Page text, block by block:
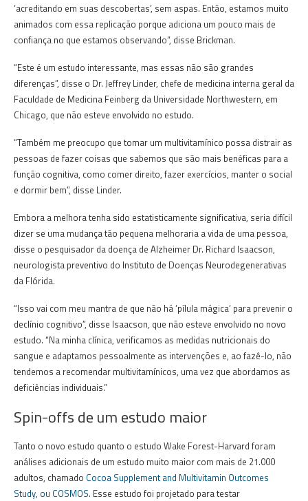
‘acreditando em suas descobertas’, sem aspas. Então, estamos muito
animados com essa replicação porque adiciona um pouco mais de
confiança no que estamos observando”, disse Brickman.
“Este é um estudo interessante, mas essas não são grandes
diferenças”, disse o Dr. Jeffrey Linder, chefe de medicina interna geral da
Faculdade de Medicina Feinberg da Universidade Northwestern, em
Chicago, que não esteve envolvido no estudo.
“Também me preocupo que tomar um multivitamínico possa distrair as
pessoas de fazer coisas que sabemos que são mais benéficas para a
função cognitiva, como comer direito, fazer exercícios, manter o social
e dormir bem”, disse Linder.
Embora a melhora tenha sido estatisticamente significativa, seria difícil
dizer se uma mudança tão pequena melhoraria a vida de uma pessoa,
disse o pesquisador da doença de Alzheimer Dr. Richard Isaacson,
neurologista preventivo do Instituto de Doenças Neurodegenerativas
da Flórida.
“Isso vai com meu mantra de que não há ‘pílula mágica’ para prevenir o
declínio cognitivo”, disse Isaacson, que não esteve envolvido no novo
estudo. “Na minha clínica, verificamos as medidas nutricionais do
sangue e adaptamos pessoalmente as intervenções e, ao fazê-lo, não
tendemos a recomendar multivitamínicos, uma vez que abordamos as
deficiências individuais.”
Spin-offs de um estudo maior
Tanto o novo estudo quanto o estudo Wake Forest-Harvard foram
análises adicionais de um estudo muito maior com mais de 21.000
adultos, chamado Cocoa Supplement and Multivitamin Outcomes
Study, ou COSMOS. Esse estudo foi projetado para testar